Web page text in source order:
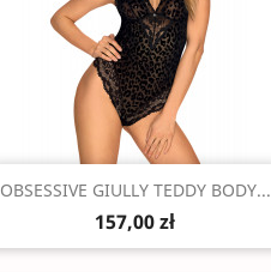
Szybki podgląd
OBSESSIVE GIULLY TEDDY BODY...
157,00 zł